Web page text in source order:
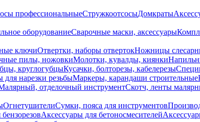
профессиональныеСтружкоотсосыДомкраты
оборудованиеСварочные маски, аксессуары
ключиОтвертки, наборы отвертокНожницы
пилы, ножовкиМолотки, кувалды, киянки
круглогубцыКусачки, болторезы, кабелерезы
нарезки резьбыМаркеры, карандаши строительные
отделочный инструментСкотч, ленты
ОгнетушителиСумки, пояса для инструментов
Аксессуары для бетоносмесителей